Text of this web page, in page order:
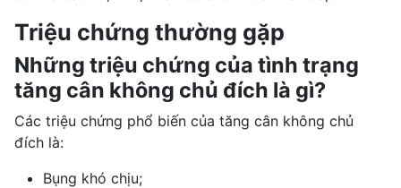
Triệu chứng thường gặp
Những triệu chứng của tình trạng
tăng cân không chủ đích là gì?
Các triệu chứng phổ biến của tăng cân không chủ
đích là:
Bụng khó chịu;